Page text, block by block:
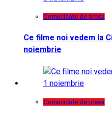
Comunicate de presa
Ce filme noi vedem la
noiembrie
Comunicate de presa